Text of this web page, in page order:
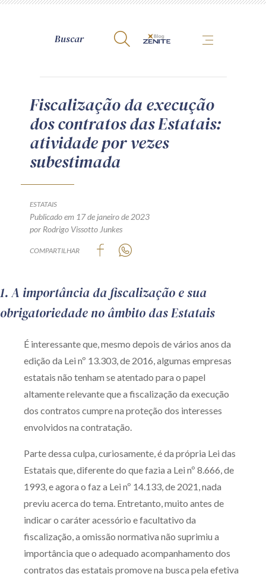
A Zênite
Como publicar conosco
Site da Zênite
Contato
Guia de Direitos dos Titulares de Dados
Encarregado (contato)
Zênite Fácil IA
Orientação por Escrito
Mentoria Zênite
Capacitação
Eventos presenciais
Zênite in Company
Fiscalização da execução
dos contratos das Estatais:
atividade por vezes
subestimada
ESTATAIS
Publicado em 17 de janeiro de 2023
por Rodrigo Vissotto Junkes
COMPARTILHAR
1. A importância da fiscalização e sua
obrigatoriedade no âmbito das Estatais
É interessante que, mesmo depois de vários anos da
edição da Lei nº 13.303, de 2016, algumas empresas
estatais não tenham se atentado para o papel
altamente relevante que a fiscalização da execução
dos contratos cumpre na proteção dos interesses
envolvidos na contratação.
Parte dessa culpa, curiosamente, é da própria Lei das
Estatais que, diferente do que fazia a Lei nº 8.666, de
1993, e agora o faz a Lei nº 14.133, de 2021, nada
previu acerca do tema. Entretanto, muito antes de
indicar o caráter acessório e facultativo da
fiscalização, a omissão normativa não suprimiu a
importância que o adequado acompanhamento dos
contratos das estatais promove na busca pela efetiva